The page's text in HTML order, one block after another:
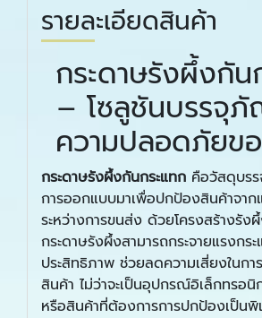
รายละเอียดสินค้า
กระดาษรังผึ้งกัน
– โซลูชันบรรจุ
ความปลอดภัยข
กระดาษรังผึ้งกันกระแทก คือวัสดุบร
การออกแบบมาเพื่อปกป้องสินค้าจาก
ระหว่างการขนส่ง ด้วยโครงสร้างรัง
กระดาษรังผึ้งสามารถกระจายแรงกร
ประสิทธิภาพ ช่วยลดความเสี่ยงในกา
สินค้า ไม่ว่าจะเป็นอุปกรณ์อิเล็กทรอนิ
หรือสินค้าที่ต้องการการปกป้องเป็นพิ